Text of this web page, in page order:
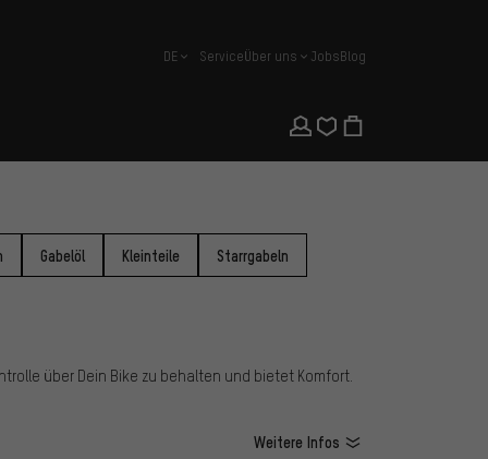
Deutsch
DE ServiceÜber uns JobsBlog
Gabelöl Kleinteile Starrgabeln
über Dein Bike zu behalten und bietet Komfort.
Weitere Infos